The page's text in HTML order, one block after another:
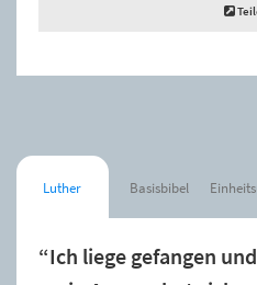
Luther Basisbibel
“Ich liege gefangen